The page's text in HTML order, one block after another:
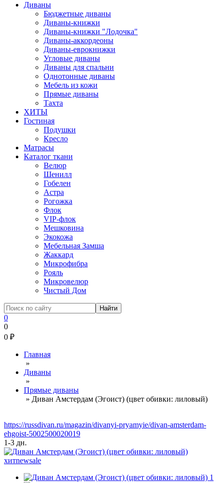
Диваны
Бюджетные диваны
Диваны-книжки
Диваны-книжки "Лодочка"
Диваны-аккордеоны
Диваны-еврокнижки
Угловые диваны
Диваны для спальни
Однотонные диваны
Мебель из кожи
Прямые диваны
Тахта
ХИТЫ
Гостиная
Подушки
Кресло
Матрасы
Каталог ткани
Велюр
Шенилл
Гобелен
Астра
Рогожка
Флок
VIP-флок
Мешковина
Экокожа
Мебельная Замша
Жаккард
Микрофибра
Рояль
Микровелюр
Чистый Дом
0
0
0 ₽
Главная
»
Диваны
»
Прямые диваны
» Диван Амстердам (Эгоист) (цвет обивки: лиловый)
https://russdivan.ru/magazin/divanyi-pryamyie/divan-amsterdam-
ehgoist-5002500020019
1-3 дн.
хитnewsale